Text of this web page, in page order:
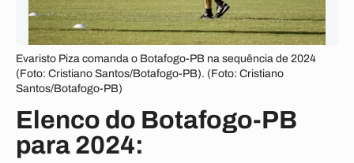
Evaristo Piza comanda o Botafogo-PB na sequência de 2024
(Foto: Cristiano Santos/Botafogo-PB). (Foto: Cristiano
Santos/Botafogo-PB)
Elenco do Botafogo-PB
para 2024: